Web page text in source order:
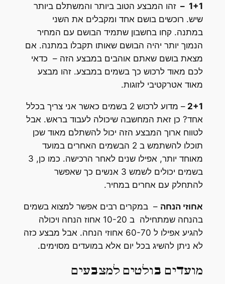
1+1 –
זהו המבצע הטוב ביותר והמשתלם ביותר
שיש. רוכשים בושם אחד ומקבלים את השני
במתנה. קחו בחשבון שתמיד הבושם עם המחיר
הנמוך יותר יהיה הבושם שאותו תקבלו במתנה. אם
מצאת בושם שאתם אוהבים במבצע הזה – כדאי
לכם מאוד לרכוש כך בשמים במבצע. זהו מבצע
מאוד אטרקטיבי לזוגות.
2+1
– מדוע לרכוש 2 בשמים כאשר אני צריך בכלל
אחד? כן זאת המחשבה שיכולה לעבוד בראש. אבל
לטווח ארוך המבצע הזה יכול להשתלם מאוד שכן
תוכלו להשתמש ב 2 הבשמים האחרים במועד
מאוחד יותר, אפילו שנים לאחר הרכישה. כמו כן, 3
בשמים יכולים לשמש 3 אנשים כך שאפשר
להתחלק עם אחרים במחיר.
אחוזי הנחה – במקרים רבים אפשר למצוא בשמים
בהנחה שמתחילה ב 10-20 אחוז הנחה ויכולה
להגיע אפילו ל 60-70 אחוזי הנחה. אבל מבצע כזה
לא ניתן להשיג בכל יום אלא במועדים מסוימים.
מועדים בולטים למצבעים